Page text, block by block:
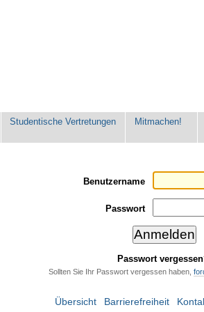
Studentische Vertretungen Mitmachen!
Benutzername
Passwort
Passwort
Sollten Sie Ihr Passwort vergessen haben,
Übersicht Barrierefreiheit